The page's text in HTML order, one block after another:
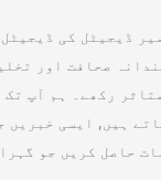
ڈیجیٹل کی
صحافت اور
رکھے۔ ہم آپ
ہیں, ایسی خبریں
حاصل کریں جو